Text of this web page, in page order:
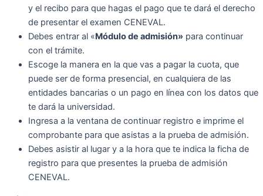
y el recibo para que hagas el pago que te dará el derecho
de presentar el examen CENEVAL.
Debes entrar al «Módulo de admisión» para continuar
con el trámite.
Escoge la manera en la que vas a pagar la cuota, que
puede ser de forma presencial, en cualquiera de las
entidades bancarias o un pago en línea con los datos que
te dará la universidad.
Ingresa a la ventana de continuar registro e imprime el
comprobante para que asistas a la prueba de admisión.
Debes asistir al lugar y a la hora que te indica la ficha de
registro para que presentes la prueba de admisión
CENEVAL.